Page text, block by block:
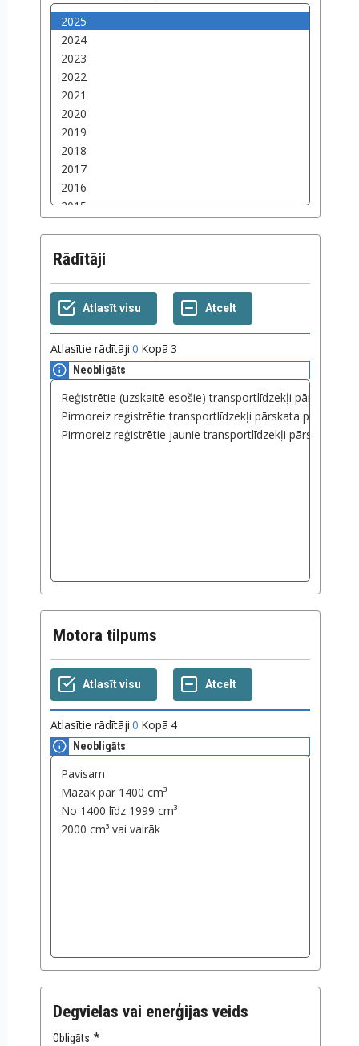
Rādītāji
Atlasītie rādītāji 0 Kopā 3
Neobligāts
Motora tilpums
Atlasītie rādītāji 0 Kopā 4
Neobligāts
Degvielas vai enerģijas veids
Obligāts